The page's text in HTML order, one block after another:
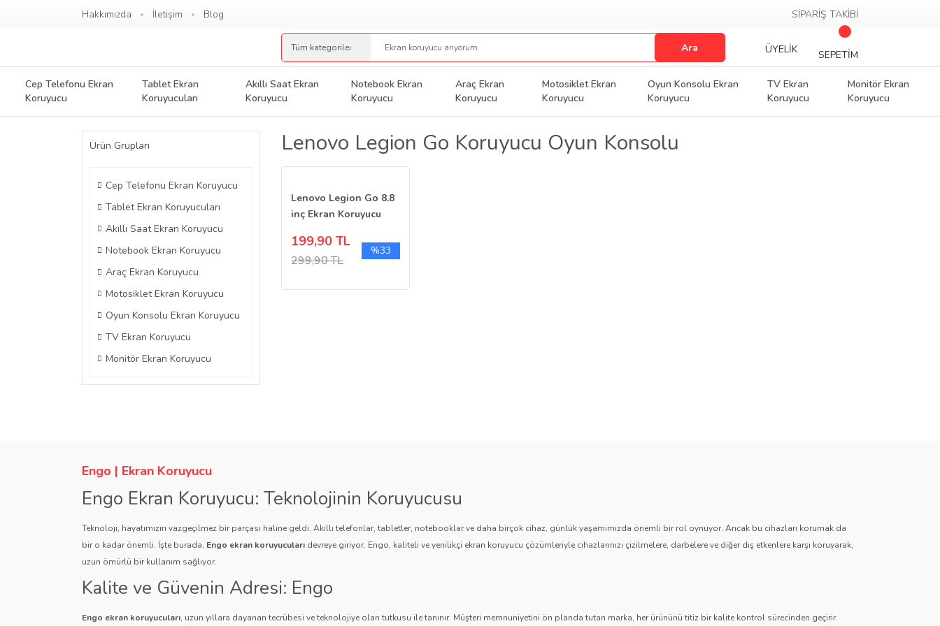
Hakkımızda İletişim Blog SİPARİŞ TAKİBİ
Ara ÜYELİK SEPETİM
Cep Telefonu Ekran
Koruyucu
Tablet Ekran
Koruyucuları
Akıllı Saat Ekran
Koruyucu
Notebook Ekran
Koruyucu
Araç Ekran
Koruyucu
Motosiklet Ekran
Koruyucu
Oyun Konsolu Ekran
Koruyucu
TV Ekran
Koruyucu
Monitör Ekran
Koruyucu
Ürün Grupları
Cep Telefonu Ekran Koruyucu
Tablet Ekran Koruyucuları
Akıllı Saat Ekran Koruyucu
Notebook Ekran Koruyucu
Araç Ekran Koruyucu
Motosiklet Ekran Koruyucu
Oyun Konsolu Ekran Koruyucu
TV Ekran Koruyucu
Monitör Ekran Koruyucu
Lenovo Legion Go Koruyucu Oyun Konsolu
Lenovo Legion Go 8.8
inç Ekran Koruyucu
199,90 TL
299,90 TL
%33
Engo | Ekran Koruyucu
Engo Ekran Koruyucu: Teknolojinin Koruyucusu
Teknoloji, hayatımızın vazgeçilmez bir parçası haline geldi. Akıllı telefonlar, tabletler, notebooklar ve daha birçok cihaz, günlük yaşamımızda önemli bir rol oynuyor. Ancak bu cihazları korumak da
bir o kadar önemli. İşte burada, Engo ekran koruyucuları devreye giriyor. Engo, kaliteli ve yenilikçi ekran koruyucu çözümleriyle cihazlarınızı çizilmelere, darbelere ve diğer dış etkenlere karşı koruyarak,
uzun ömürlü bir kullanım sağlıyor.
Kalite ve Güvenin Adresi: Engo
Engo ekran koruyucuları, uzun yıllara dayanan tecrübesi ve teknolojiye olan tutkusu ile tanınır. Müşteri memnuniyetini ön planda tutan marka, her ürününü titiz bir kalite kontrol sürecinden geçirir.